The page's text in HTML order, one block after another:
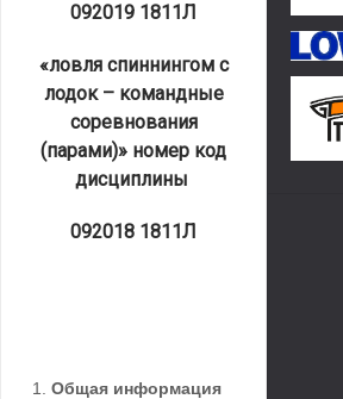
092019 1811Л
«ловля спиннингом с
лодок – командные
соревнования
(парами)» номер код
дисциплины
092018 1811Л
Общая информация